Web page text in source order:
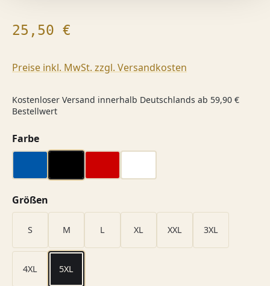
Regulärer Preis:
25,50 €
Preise inkl. MwSt. zzgl. Versandkosten
Kostenloser Versand innerhalb Deutschlands ab 59,90 €
Bestellwert
Farbeauswählen
Größen
S M L XL XXL 3XL
4XL 5XL